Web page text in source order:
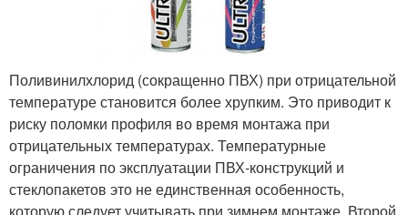
Поливинилхлорид (сокращенно ПВХ) при отрицательной
температуре становится более хрупким. Это приводит к
риску поломки профиля во время монтажа при
отрицательных температурах. Температурные
ограничения по эксплуатации ПВХ-конструкций и
стеклопакетов это не единственная особенность,